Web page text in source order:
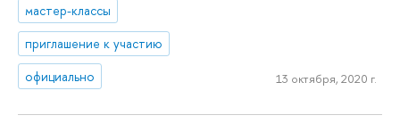
мастер-классы
приглашение к участию
официально
13 октября, 2020 г.